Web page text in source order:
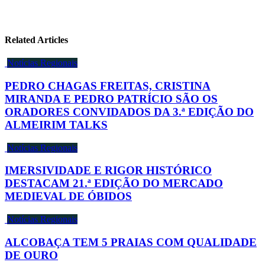
Related Articles
Notícias Regionais
PEDRO CHAGAS FREITAS, CRISTINA
MIRANDA E PEDRO PATRÍCIO SÃO OS
ORADORES CONVIDADOS DA 3.ª EDIÇÃO DO
ALMEIRIM TALKS
Notícias Regionais
IMERSIVIDADE E RIGOR HISTÓRICO
DESTACAM 21.ª EDIÇÃO DO MERCADO
MEDIEVAL DE ÓBIDOS
Notícias Regionais
ALCOBAÇA TEM 5 PRAIAS COM QUALIDADE
DE OURO